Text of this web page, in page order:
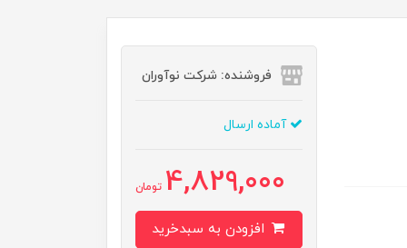
فروشنده: شرکت نوآوران
آماده ارسال
4,829,000 تومان